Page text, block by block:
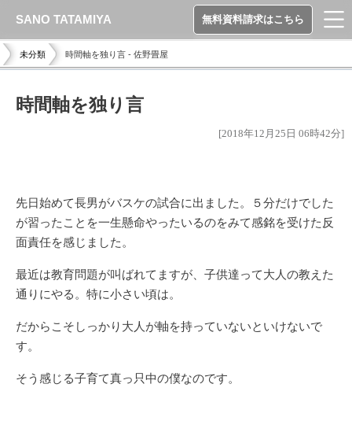
未分類 時間軸を独り言 - 佐野畳屋
時間軸を独り言
[2018年12月25日 06時42分]
先日始めて長男がバスケの試合に出ました。５分だけでした
が習ったことを一生懸命やったいるのをみて感銘を受けた反
面責任を感じました。
最近は教育問題が叫ばれてますが、子供達って大人の教えた
通りにやる。特に小さい頃は。
だからこそしっかり大人が軸を持っていないといけないで
す。
そう感じる子育て真っ只中の僕なのです。
SANO TATAMIYA 無料資料請求はこちら